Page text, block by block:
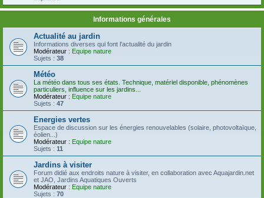
Informations générales
Actualité au jardin
Informations diverses qui font l'actualité du jardin
Modérateur : Equipe nature
Sujets : 38
Météo
La météo dans tous ses états. Technique, matériel disponible, phénomènes
particuliers, influence sur les jardins...
Modérateur : Equipe nature
Sujets : 47
Energies vertes
Espace de discussion sur les énergies renouvelables (solaire, photovoltaïque,
éolien...)
Modérateur : Equipe nature
Sujets : 11
Jardins à visiter
Forum didié aux endroits nature à visiter, en collaboration avec Aquajardin.net
et JAO, Jardins Aquatiques Ouverts
Modérateur : Equipe nature
Sujets : 70